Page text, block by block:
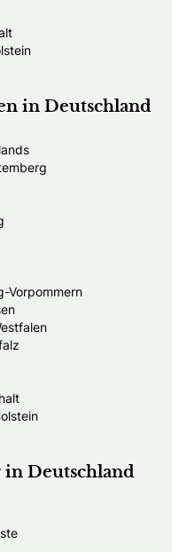
in Deutschland
Vorpommern
in Deutschland